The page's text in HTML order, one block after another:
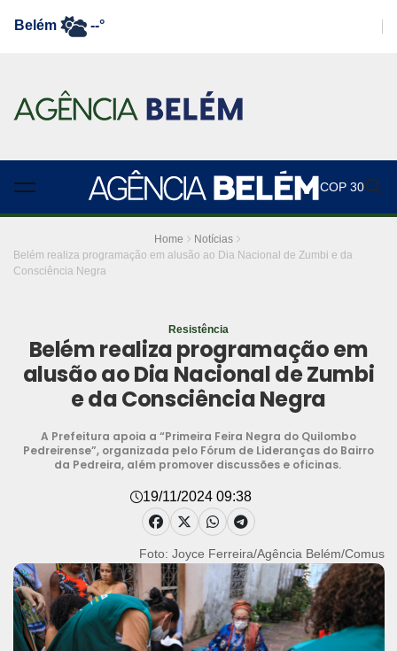
Belém --°
COP 30
Home
Notícias
Belém realiza programação em alusão ao Dia Nacional de Zumbi e da
Consciência Negra
Resistência
Belém realiza programação em
alusão ao Dia Nacional de Zumbi
e da Consciência Negra
A Prefeitura apoia a “Primeira Feira Negra do Quilombo
Pedreirense”, organizada pelo Fórum de Lideranças do Bairro
da Pedreira, além promover discussões e oficinas.
19/11/2024 09:38
Foto: Joyce Ferreira/Agência Belém/Comus